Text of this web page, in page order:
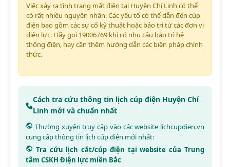
Việc xảy ra tình trạng mất điện tại Huyện Chí Linh có thể
có rất nhiều nguyên nhân. Các yếu tố có thể dẫn đến cúp
điện bao gồm các sự cố kỹ thuật hoặc bảo trì từ các đơn vị
điện lực. Hãy gọi 19006769 khi có nhu cầu bảo trì hệ
thống điện, hay cần thêm hướng dẫn các biện pháp chính
thức.
Cách tra cứu thông tin lịch cúp điện Huyện Chí
Linh mới và chuẩn nhất
Thường xuyên truy cập vào các website lichcupdien.vn
cung cấp thông tin lịch cúp điện mới nhất:
Tra cứu lịch cắt/cúp điện tại website của Trung
tâm CSKH Điện lực miền Bắc